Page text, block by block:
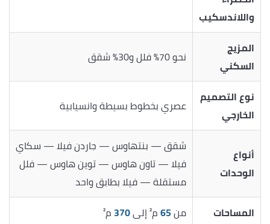
واللاندسكيب
المزيج
السكني
نحو 70% فلل و30% شقق
نوع التصميم
الخارجي
عصري بخطوط بسيطة وانسيابية
أنواع
الوحدات
شقق — بنتهاوس — جاردن فيلا — سكاي
فيلا — تاون هاوس — توين هاوس — فلل
مستقلة — فيلا بطابق واحد
المساحات
من65م² إلى 370 م²